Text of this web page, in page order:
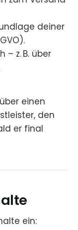
deiner
– z. B. über
einen
den
er final
ein: